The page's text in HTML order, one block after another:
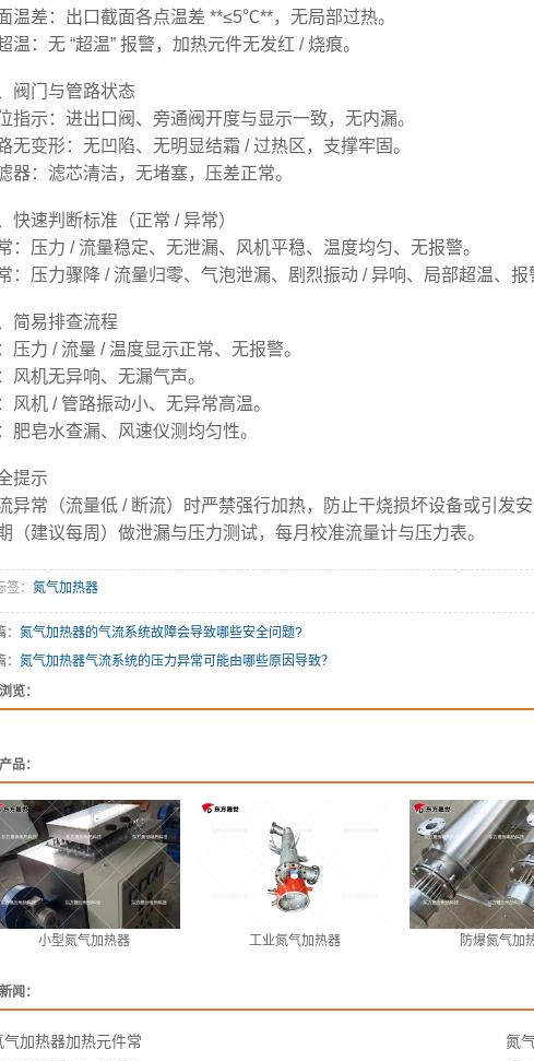
温差：出口截面各点温差 **≤5℃**，无局部过热。
温：无 “超温” 报警，加热元件无发红 / 烧痕。
阀门与管路状态
指示：进出口阀、旁通阀开度与显示一致，无内漏。
无变形：无凹陷、无明显结霜 / 过热区，支撑牢固。
器：滤芯清洁，无堵塞，压差正常。
快速判断标准（正常 / 异常）
：压力 / 流量稳定、无泄漏、风机平稳、温度均匀、无报警。
：压力骤降 / 流量归零、气泡泄漏、剧烈振动 / 异响、局部超温、报
简易排查流程
压力 / 流量 / 温度显示正常、无报警。
风机无异响、无漏气声。
风机 / 管路振动小、无异常高温。
肥皂水查漏、风速仪测均匀性。
提示
异常（流量低 / 断流）时严禁强行加热，防止干烧损坏设备或引发安
（建议每周）做泄漏与压力测试，每月校准流量计与压力表。
签：氮气加热器
：氮气加热器的气流系统故障会导致哪些安全问题?
：氮气加热器气流系统的压力异常可能由哪些原因导致？
览：
品：
小型氮气加热器 工业氮气加热器 防爆氮气加
闻：
气加热器加热元件常
氮